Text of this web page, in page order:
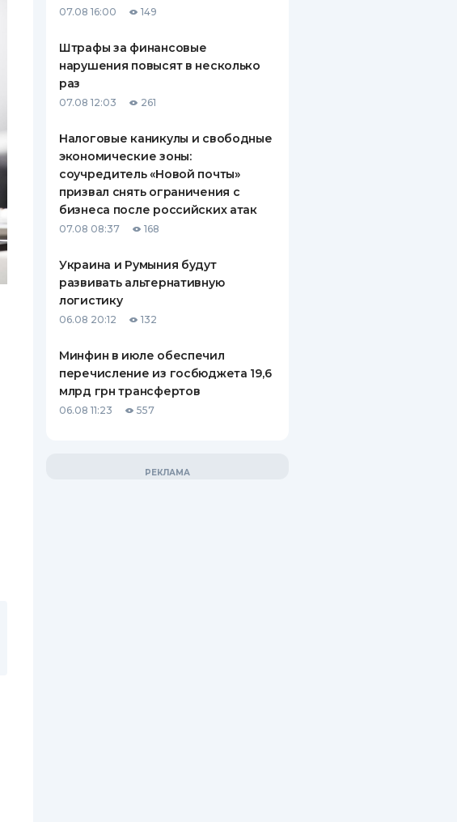
СТРАХОВАНИЮ
ВСЕ СТРАХОВЫЕ ПОЛИСЫ
СТРАХОВЫЕ КОМПАНИИ
ОТЗЫВЫ О СТРАХОВЫХ
КОМПАНИЯХ
07.08 16:00 149
Штрафы за финансовые
нарушения повысят в несколько
раз
07.08 12:03 261
Налоговые каникулы и свободные
экономические зоны:
соучредитель «Новой почты»
призвал снять ограничения с
бизнеса после российских атак
07.08 08:37 168
Украина и Румыния будут
развивать альтернативную
логистику
06.08 20:12 132
Минфин в июле обеспечил
перечисление из госбюджета 19,6
млрд грн трансфертов
06.08 11:23 557